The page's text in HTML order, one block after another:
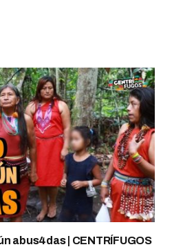
abus4das | CENTRÍFUGOS